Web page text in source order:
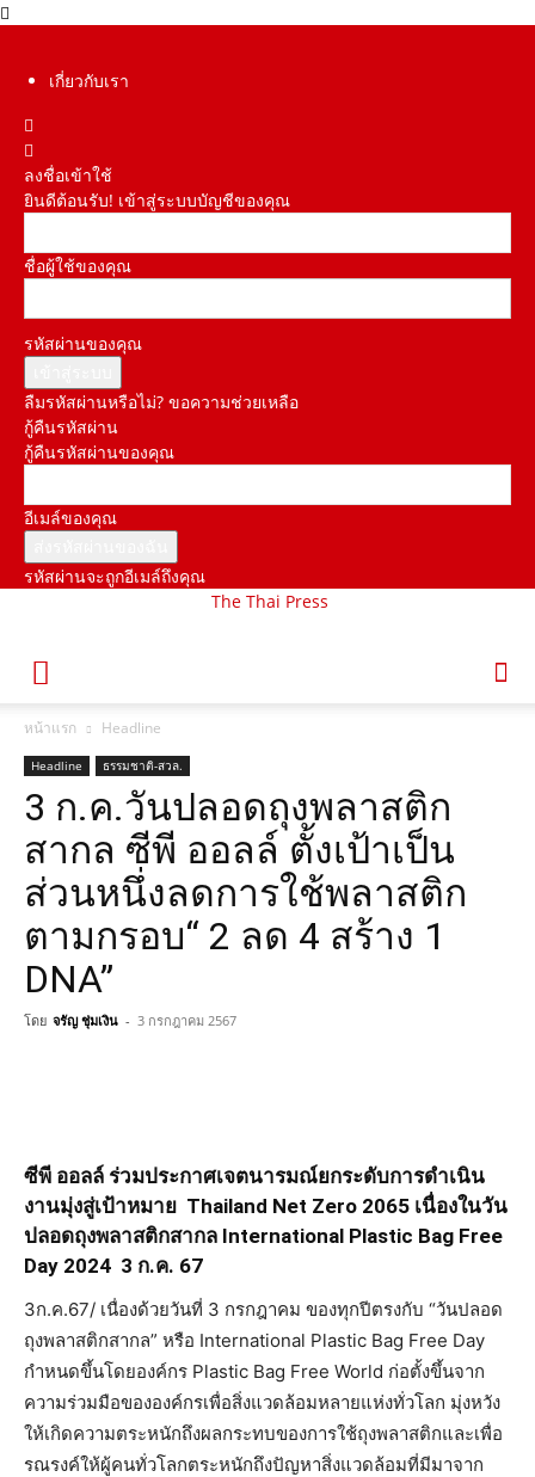
เกี่ยวกับเรา
ลงชื่อเข้าใช้
ยินดีต้อนรับ! เข้าสู่ระบบบัญชีของคุณ
ชื่อผู้ใช้ของคุณ
รหัสผ่านของคุณ
ลืมรหัสผ่านหรือไม่? ขอความช่วยเหลือ
กู้คืนรหัสผ่าน
กู้คืนรหัสผ่านของคุณ
อีเมล์ของคุณ
รหัสผ่านจะถูกอีเมล์ถึงคุณ
The Thai Press
หน้าแรก Headline
Headline ธรรมชาติ-สวล.
3 ก.ค.วันปลอดถุงพลาสติก
สากล ซีพี ออลล์ ตั้งเป้าเป็น
ส่วนหนึ่งลดการใช้พลาสติก
ตามกรอบ“ 2 ลด 4 สร้าง 1
DNA”
โดย จรัญ ชุ่มเงิน - 3 กรกฎาคม 2567
ซีพี ออลล์ ร่วมประกาศเจตนารมณ์ยกระดับการดำเนิน
งานมุ่งสู่เป้าหมาย Thailand Net Zero 2065 เนื่องในวัน
ปลอดถุงพลาสติกสากล International Plastic Bag Free
Day 2024 3 ก.ค. 67
3ก.ค.67/ เนื่องด้วยวันที่ 3 กรกฎาคม ของทุกปีตรงกับ “วันปลอด
ถุงพลาสติกสากล” หรือ International Plastic Bag Free Day
กำหนดขึ้นโดยองค์กร Plastic Bag Free World ก่อตั้งขึ้นจาก
ความร่วมมือขององค์กรเพื่อสิ่งแวดล้อมหลายแห่งทั่วโลก มุ่งหวัง
ให้เกิดความตระหนักถึงผลกระทบของการใช้ถุงพลาสติกและเพื่อ
รณรงค์ให้ผู้คนทั่วโลกตระหนักถึงปัญหาสิ่งแวดล้อมที่มีมาจาก